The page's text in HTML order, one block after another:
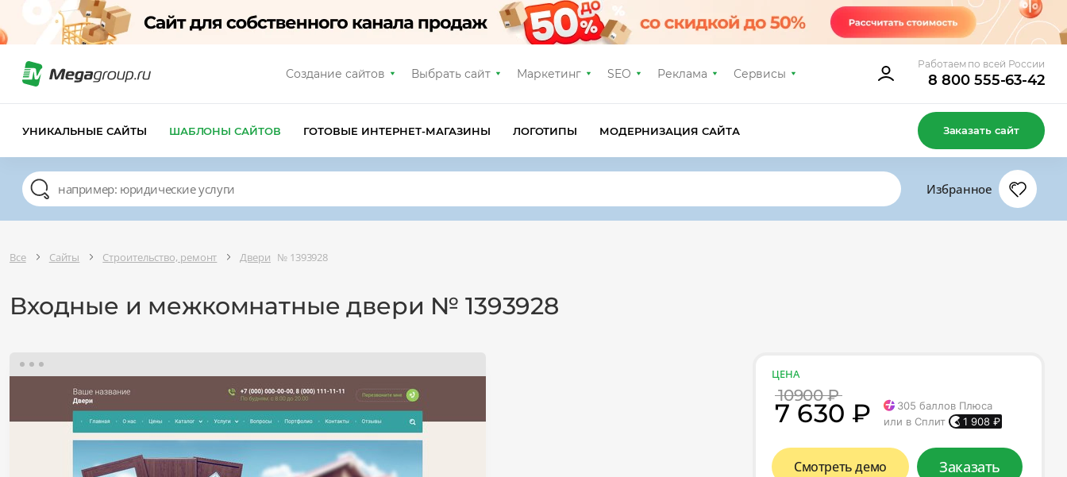
Создание сайтов Выбрать сайт Маркетинг SEO Реклама Сервисы
Работаем по всей России
8 800 555-63-42
УНИКАЛЬНЫЕ САЙТЫ ШАБЛОНЫ САЙТОВ ГОТОВЫЕ ИНТЕРНЕТ-МАГАЗИНЫ ЛОГОТИПЫ МОДЕРНИЗАЦИЯ САЙТА Заказать сайт
Избранное
Все Сайты Строительство, ремонт Двери № 1393928
Входные и межкомнатные двери № 1393928
ЦЕНА
10900 ₽
7 630 ₽ 305 баллов Плюса
или в Сплит
1 908 ₽
Смотреть демо Заказать